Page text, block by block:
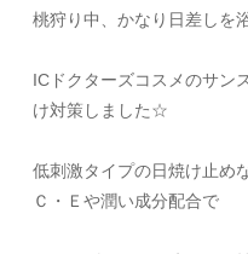
桃狩り中、かなり日差しを
ICドクターズコスメのサン
け対策しました☆
低刺激タイプの日焼け止め
Ｃ・Ｅや潤い成分配合で